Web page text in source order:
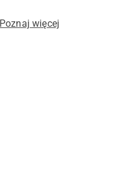
Poznaj więcej